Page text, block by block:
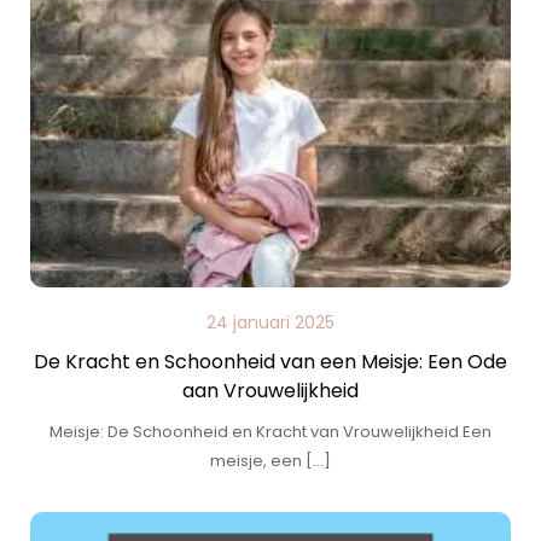
24 januari 2025
De Kracht en Schoonheid van een Meisje: Een Ode
aan Vrouwelijkheid
Meisje: De Schoonheid en Kracht van Vrouwelijkheid Een
meisje, een […]